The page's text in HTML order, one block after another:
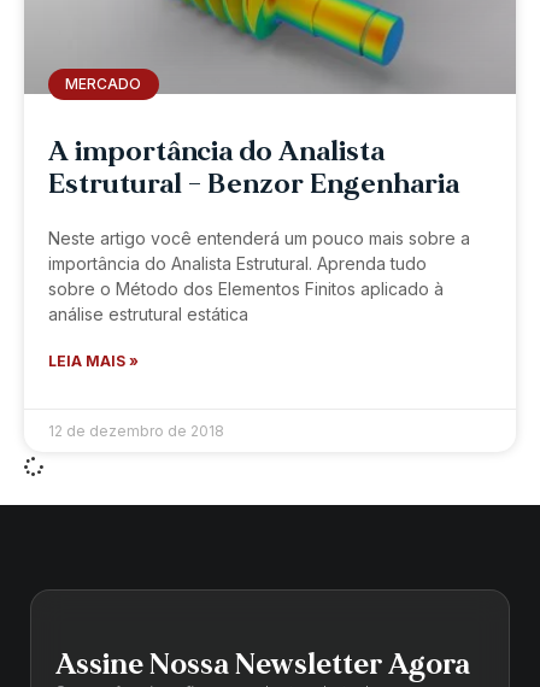
MERCADO
A importância do Analista
Estrutural – Benzor Engenharia
Neste artigo você entenderá um pouco mais sobre a
importância do Analista Estrutural. Aprenda tudo
sobre o Método dos Elementos Finitos aplicado à
análise estrutural estática
LEIA MAIS »
12 de dezembro de 2018
Assine Nossa Newsletter Agora